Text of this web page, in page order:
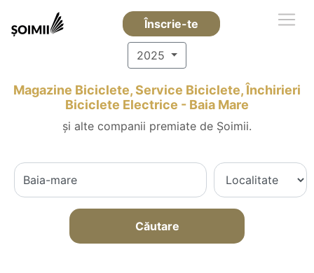
Înscrie-te
2025
Magazine Biciclete, Service Biciclete, Închirieri
Biciclete Electrice - Baia Mare
și alte companii premiate de Șoimii.
Căutare